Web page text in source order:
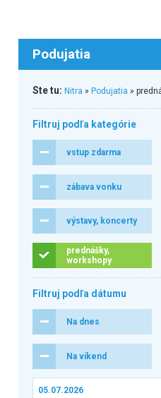
Podujatia
Ste tu: Nitra » Podujatia »
Filtruj podľa kategórie
vstup zdarma
zábava vonku
výstavy, koncerty
prednášky,
workshopy
Filtruj podľa dátumu
Na dnes
Na víkend